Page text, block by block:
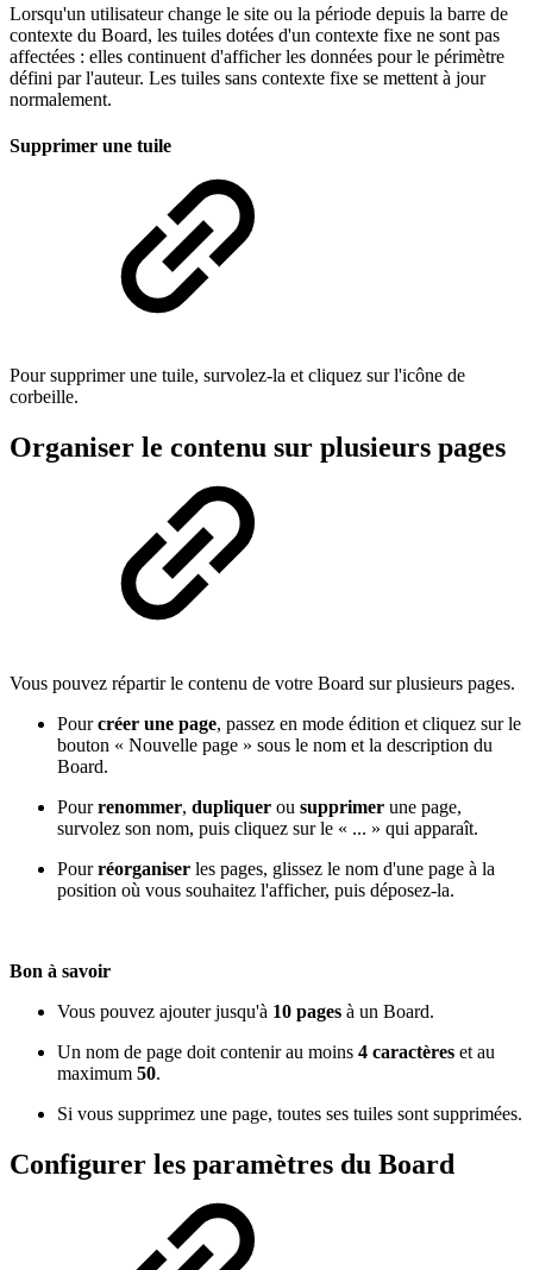
Lorsqu'un utilisateur change le site ou la période depuis la barre de
contexte du Board, les tuiles dotées d'un contexte fixe ne sont pas
affectées : elles continuent d'afficher les données pour le périmètre
défini par l'auteur. Les tuiles sans contexte fixe se mettent à jour
normalement.
Supprimer une tuile
Pour supprimer une tuile, survolez-la et cliquez sur l'icône de
corbeille.
Organiser le contenu sur plusieurs pages
Vous pouvez répartir le contenu de votre Board sur plusieurs pages.
Pourcréer une page, passez en mode édition et cliquez sur le
bouton « Nouvelle page » sous le nom et la description du
Board.
Pourrenommer, dupliquer ou supprimer une page,
survolez son nom, puis cliquez sur le « ... » qui apparaît.
Pourréorganiser les pages, glissez le nom d'une page à la
position où vous souhaitez l'afficher, puis déposez-la.
Bon à savoir
Vous pouvez ajouter jusqu'à 10 pages à un Board.
Un nom de page doit contenir au moins 4 caractères et au
maximum 50.
Si vous supprimez une page, toutes ses tuiles sont supprimées.
Configurer les paramètres du Board